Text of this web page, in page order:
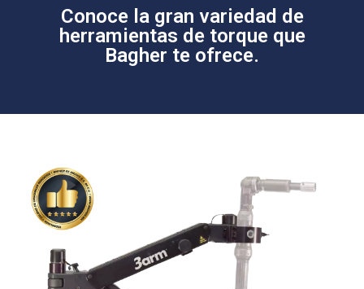
Conoce la gran variedad de
herramientas de torque que
Bagher te ofrece.